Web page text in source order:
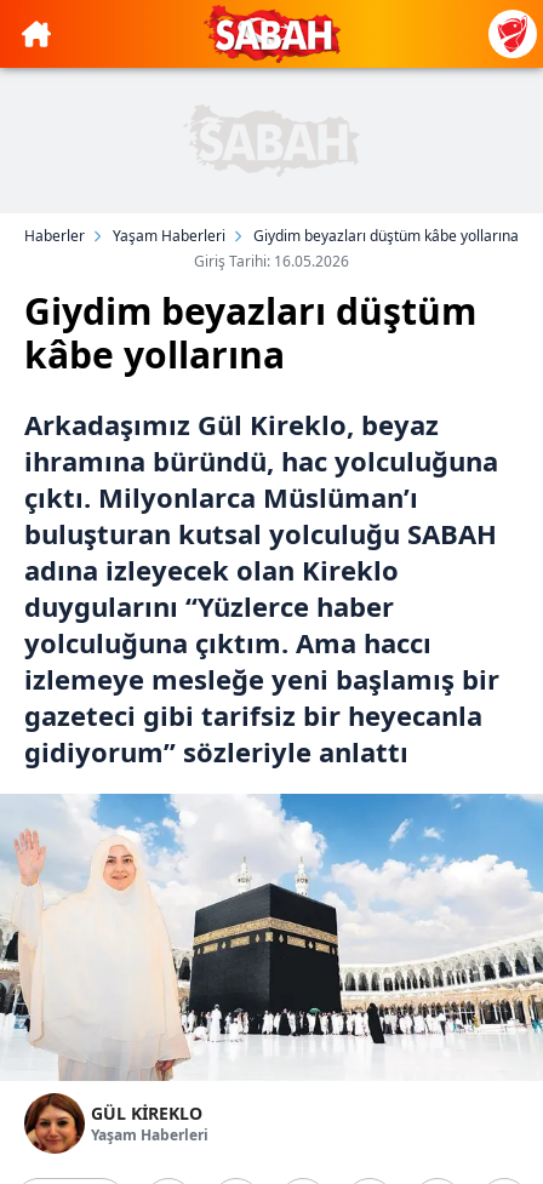
Haberler Yaşam Haberleri
Giydim beyazları düştüm kâbe yollarına
Giriş Tarihi: 16.05.2026
Giydim beyazları düştüm
kâbe yollarına
Arkadaşımız Gül Kireklo, beyaz
ihramına büründü, hac yolculuğuna
çıktı. Milyonlarca Müslüman’ı
buluşturan kutsal yolculuğu SABAH
adına izleyecek olan Kireklo
duygularını “Yüzlerce haber
yolculuğuna çıktım. Ama haccı
izlemeye mesleğe yeni başlamış bir
gazeteci gibi tarifsiz bir heyecanla
gidiyorum” sözleriyle anlattı
GÜL KİREKLO
Yaşam Haberleri